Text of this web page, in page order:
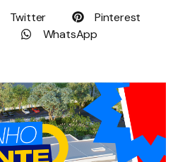
Twitter
Pinterest
WhatsApp